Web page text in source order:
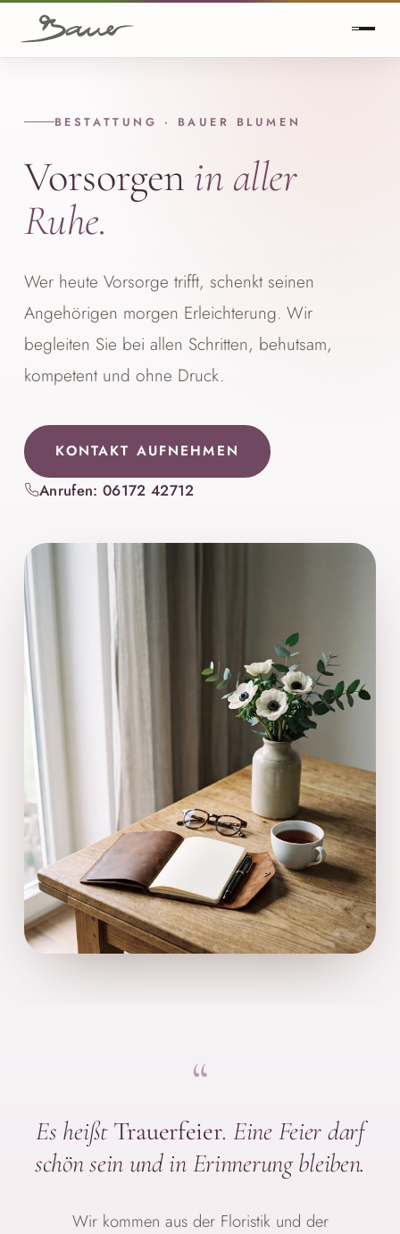
BESTATTUNG · BAUER BLUMEN
Vorsorgen in aller
Ruhe.
Wer heute Vorsorge trifft, schenkt seinen
Angehörigen morgen Erleichterung. Wir
begleiten Sie bei allen Schritten, behutsam,
kompetent und ohne Druck.
KONTAKT AUFNEHMEN
Anrufen: 06172 42712
“
Es heißt Trauerfeier. Eine Feier darf
schön sein und in Erinnerung bleiben.
Wir kommen aus der Floristik und der